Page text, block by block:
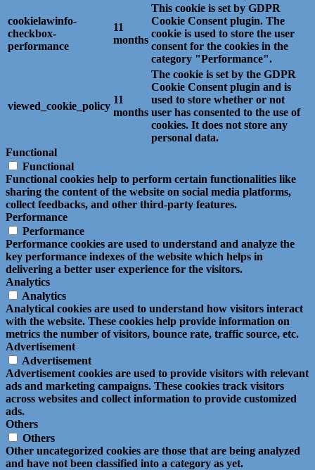
cookielawinfo-
checkbox-
performance
11
months
This cookie is set by GDPR
Cookie Consent plugin. The
cookie is used to store the user
consent for the cookies in the
category "Performance".
viewed_cookie_policy
11
months
The cookie is set by the GDPR
Cookie Consent plugin and is
used to store whether or not
user has consented to the use of
cookies. It does not store any
personal data.
Functional
Functional
Functional cookies help to perform certain functionalities like
sharing the content of the website on social media platforms,
collect feedbacks, and other third-party features.
Performance
Performance
Performance cookies are used to understand and analyze the
key performance indexes of the website which helps in
delivering a better user experience for the visitors.
Analytics
Analytics
Analytical cookies are used to understand how visitors interact
with the website. These cookies help provide information on
metrics the number of visitors, bounce rate, traffic source, etc.
Advertisement
Advertisement
Advertisement cookies are used to provide visitors with relevant
ads and marketing campaigns. These cookies track visitors
across websites and collect information to provide customized
ads.
Others
Others
Other uncategorized cookies are those that are being analyzed
and have not been classified into a category as yet.